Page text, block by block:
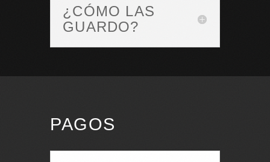
¿CÓMO LAS
GUARDO?
PAGOS